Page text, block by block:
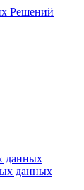
данных
данных